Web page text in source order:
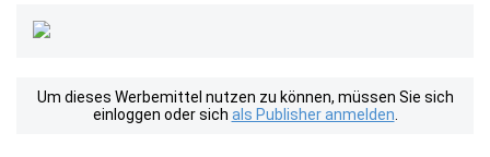
Um dieses Werbemittel nutzen zu können, müssen Sie sich
einloggen oder sich als Publisher anmelden